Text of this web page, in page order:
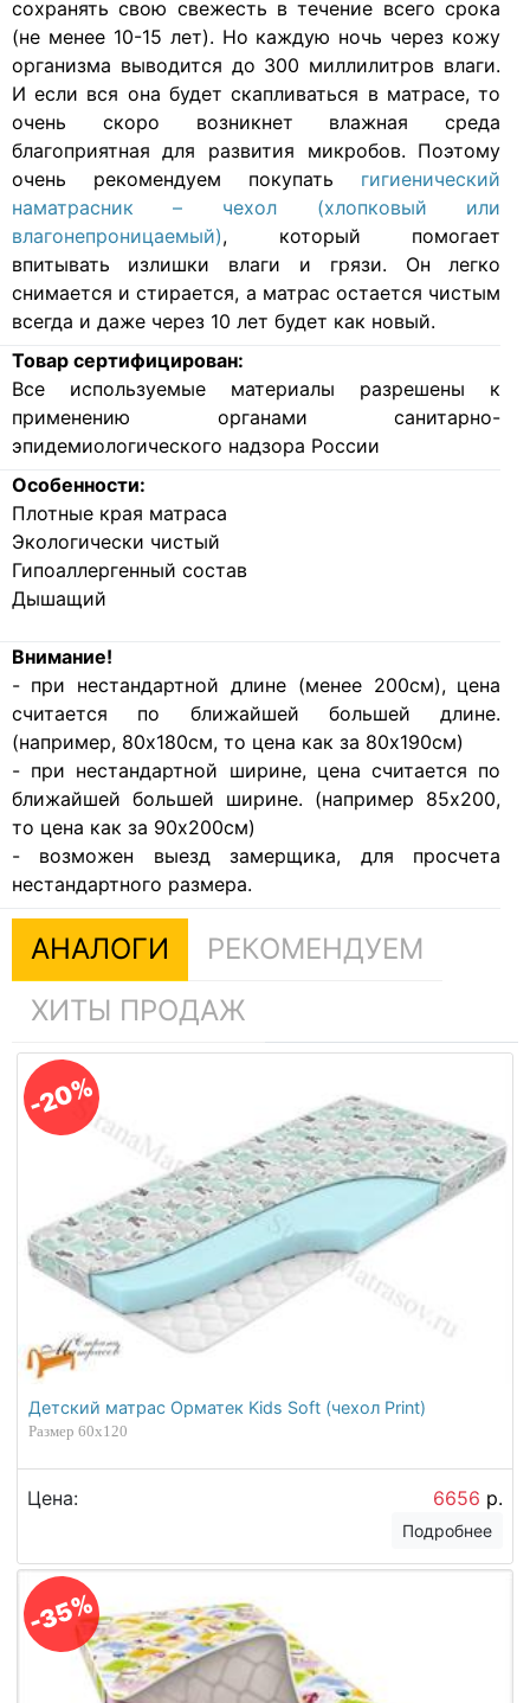
сохранять свою свежесть в течение всего срока
(не менее 10-15 лет). Но каждую ночь через кожу
организма выводится до 300 миллилитров влаги.
И если вся она будет скапливаться в матрасе, то
очень скоро возникнет влажная среда
благоприятная для развития микробов. Поэтому
очень рекомендуем покупать гигиенический
наматрасник – чехол (хлопковый или
влагонепроницаемый), который помогает
впитывать излишки влаги и грязи. Он легко
снимается и стирается, а матрас остается чистым
всегда и даже через 10 лет будет как новый.
Товар сертифицирован:
Все используемые материалы разрешены к
применению органами санитарно-
эпидемиологического надзора России
Особенности:
Плотные края матраса
Экологически чистый
Гипоаллергенный состав
Дышащий
Внимание!
- при нестандартной длине (менее 200см), цена
считается по ближайшей большей длине.
(например, 80х180см, то цена как за 80х190см)
- при нестандартной ширине, цена считается по
ближайшей большей ширине. (например 85х200,
то цена как за 90х200см)
- возможен выезд замерщика, для просчета
нестандартного размера.
АНАЛОГИ
РЕКОМЕНДУЕМ
ХИТЫ ПРОДАЖ
-20%
Детский матрас Орматек Kids Soft (чехол Print)
Размер 60х120
Цена: 6656 р.
Подробнее
-35%